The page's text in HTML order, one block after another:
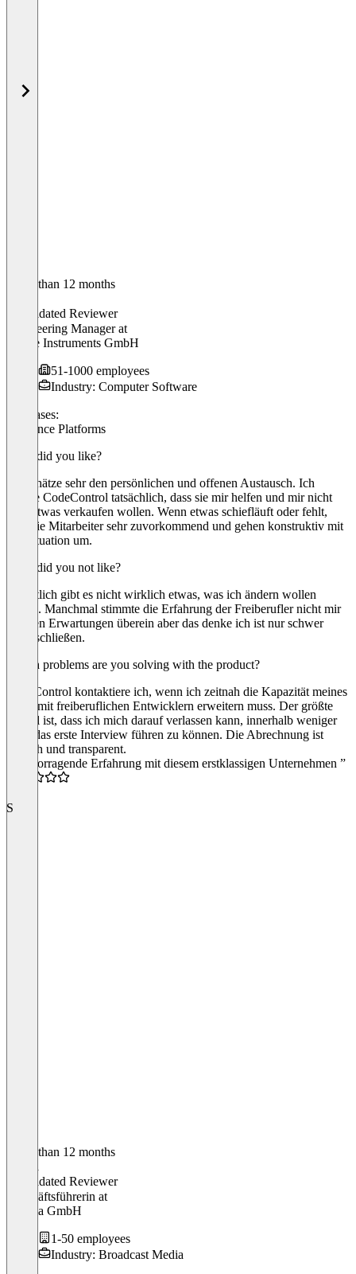
Older than 12 months
Validated Reviewer
Engineering Managerat
Native Instruments GmbH
51-1000 employees
Industry: Computer Software
Use cases:
Freelance Platforms
What did you like?
Ich schätze sehr den persönlichen und offenen Austausch. Ich
glaube CodeControl tatsächlich, dass sie mir helfen und mir nicht
bloß etwas verkaufen wollen. Wenn etwas schiefläuft oder fehlt,
sind die Mitarbeiter sehr zuvorkommend und gehen konstruktiv mit
der Situation um.
What did you not like?
Eigentlich gibt es nicht wirklich etwas, was ich ändern wollen
würde. Manchmal stimmte die Erfahrung der Freiberufler nicht mir
unseren Erwartungen überein aber das denke ich ist nur schwer
auszuschließen.
Which problems are you solving with the product?
CodeControl kontaktiere ich, wenn ich zeitnah die Kapazität meines
Team mit freiberuflichen Entwicklern erweitern muss. Der größte
Vorteil ist, dass ich mich darauf verlassen kann, innerhalb weniger
Tage das erste Interview führen zu können. Die Abrechnung ist
einfach und transparent.
“Hervorragende Erfahrung mit diesem erstklassigen Unternehmen ”
S
Older than 12 months
Validated Reviewer
Geschäftsführerin at
Paloma GmbH
1-50 employees
Industry: Broadcast Media